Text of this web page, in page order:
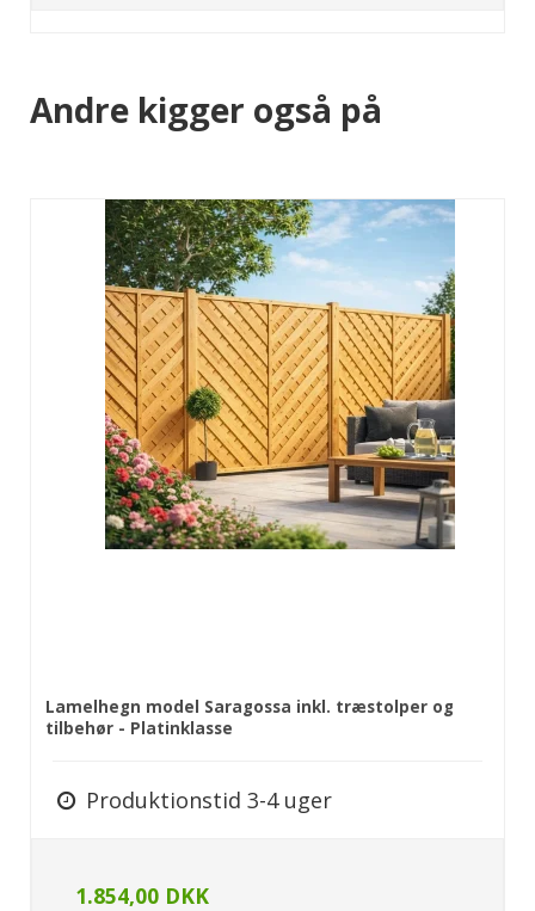
Andre kigger også på
Lamelhegn model Saragossa inkl. træstolper og
tilbehør - Platinklasse
Produktionstid 3-4 uger
1.854,00 DKK